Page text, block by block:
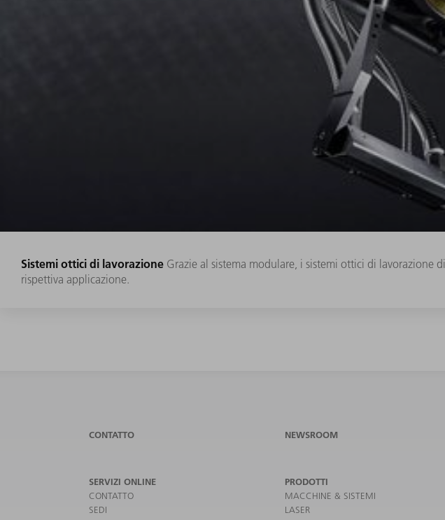
Sistemi ottici di lavorazione Grazie al sistema modulare, i sistemi ottici di lavorazione
rispettiva applicazione.
CONTATTO NEWSROOM
SERVIZI ONLINE
CONTATTO
SEDI
PRODOTTI
MACCHINE & SISTEMI
LASER